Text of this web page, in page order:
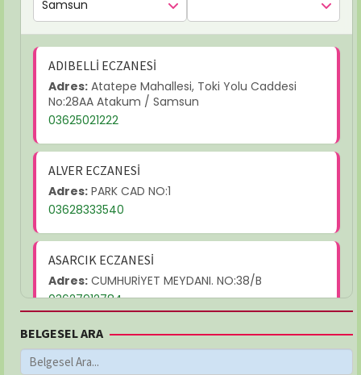
ADIBELLİ ECZANESİ
Adres: Atatepe Mahallesi, Toki Yolu Caddesi
No:28AA Atakum / Samsun
03625021222
ALVER ECZANESİ
Adres: PARK CAD NO:1
03628333540
ASARCIK ECZANESİ
Adres: CUMHURİYET MEYDANI. NO:38/B
03627912784
AYŞEGÜL ECZANESİ
Adres:MEVLANA MAH. YUKARIBAKIRPINARI SOK.
BELGESEL ARA